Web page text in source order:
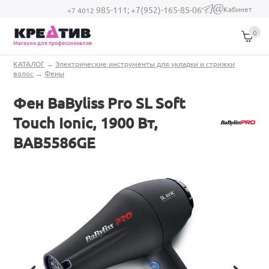
Перейти к основному содержанию
+7 4012 985-111;+7(952)-165-85-06
(link sends e-
Кабинет
Магазин для профессионалов
0
Вы здесь
КАТАЛОГ →Электрические инструменты для укладки и стрижки
волос →Фены
Фен BaByliss Pro SL Soft
Touch Ionic, 1900 Вт,
BAB5586GE